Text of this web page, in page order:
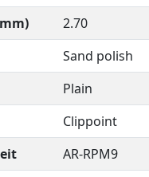
2.70
Sand polish
Plain
Clippoint
AR-RPM9